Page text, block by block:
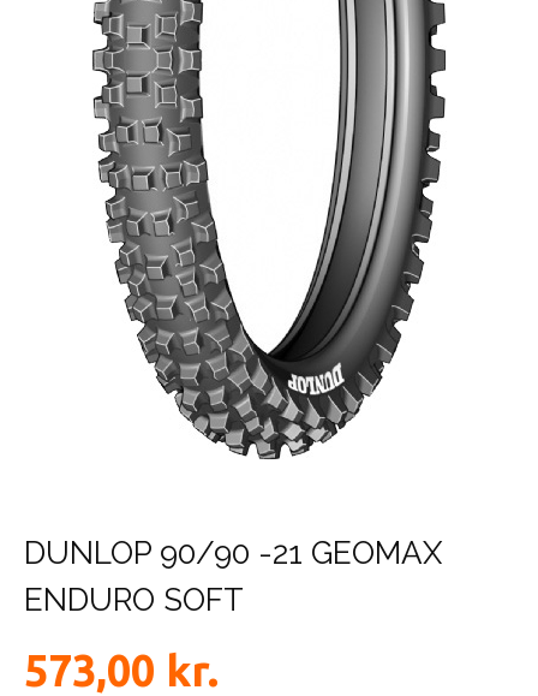
DUNLOP 90/90 -21 GEOMAX
ENDURO SOFT
573,00 kr.